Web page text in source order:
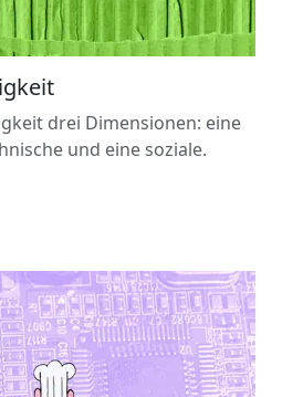
drei Dimensionen: eine
und eine soziale.